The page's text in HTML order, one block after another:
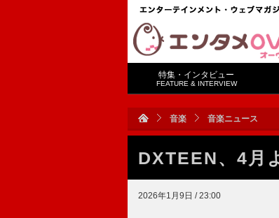
特集・インタビュー
FEATURE & INTERVIEW
音楽 音楽ニュース
DXTEEN、4月
2026年1月9日 / 23:00